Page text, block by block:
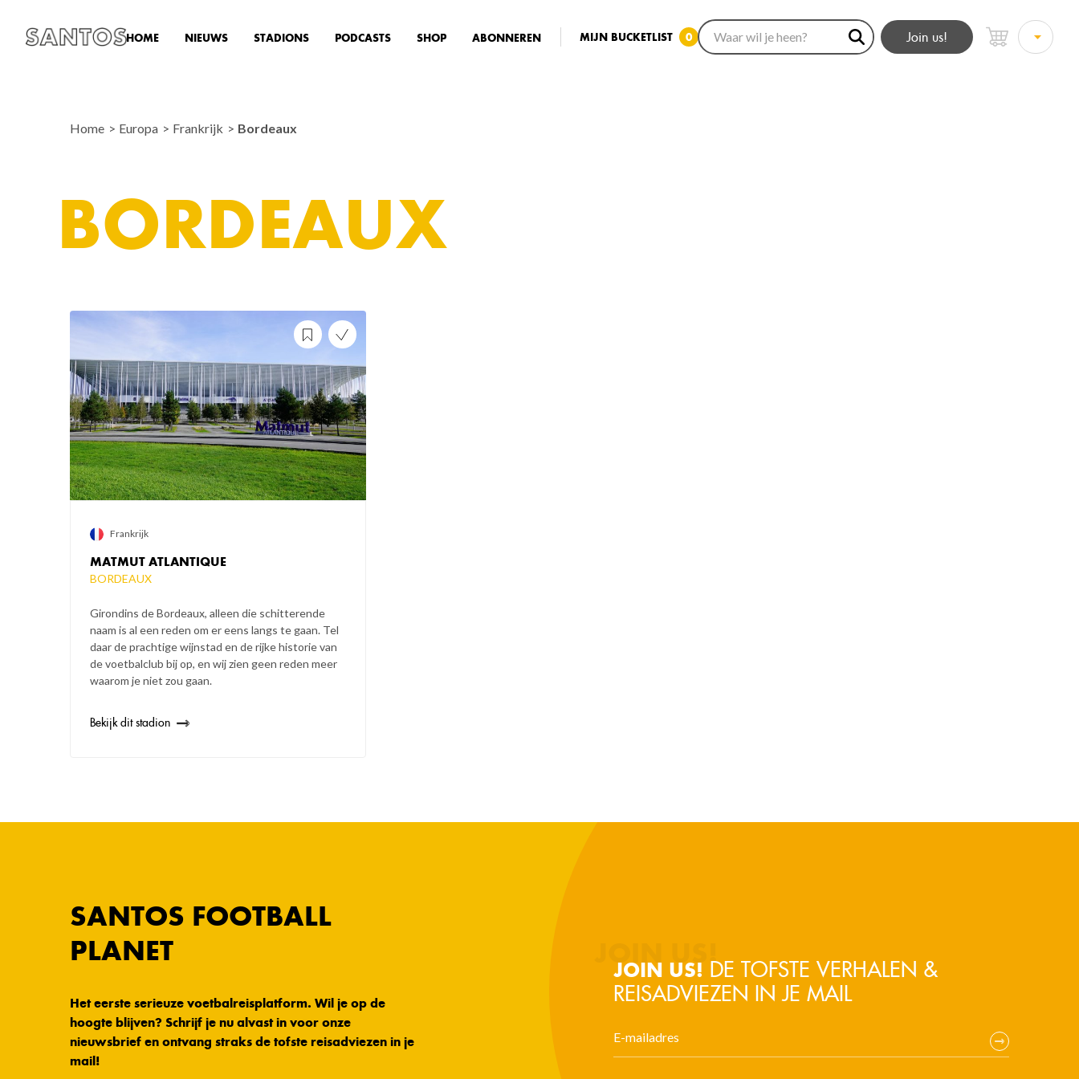
HOME NIEUWS STADIONS PODCASTS SHOP ABONNEREN MIJN BUCKETLIST 0 Join us!
Home Europa Frankrijk Bordeaux
BORDEAUX
MATMUT ATLANTIQUE
BORDEAUX
Girondins de Bordeaux, alleen die schitterende
naam is al een reden om er eens langs te gaan. Tel
daar de prachtige wijnstad en de rijke historie van
de voetbalclub bij op, en wij zien geen reden meer
waarom je niet zou gaan.
Frankrijk
Bekijk dit stadion
SANTOS FOOTBALL
PLANET
Het eerste serieuze voetbalreisplatform. Wil je op de
hoogte blijven? Schrijf je nu alvast in voor onze
nieuwsbrief en ontvang straks de tofste reisadviezen in je
mail!
JOIN US! DE TOFSTE VERHALEN &
REISADVIEZEN IN JE MAIL